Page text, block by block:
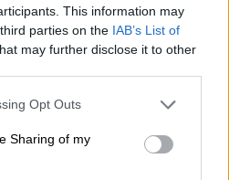
This information may
parties on the IAB’s List of
may further disclose it to other
app uses one or more Google
behaviour. You may click to
and its third-party tags to
purposes in below Google
Opt Outs
Sharing of my
«Έτρωγα κράξιμο
με τους
και